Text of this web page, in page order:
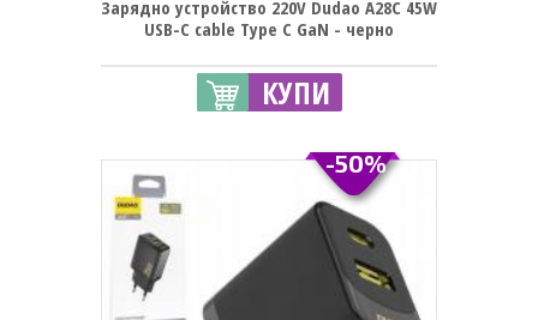
Зарядно устройство 220V Dudao A28C 45W
USB-C cable Type C GaN - черно
КУПИ
-50%